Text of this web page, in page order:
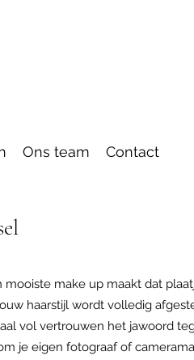
Ons team Contact
make up maakt dat
haarstijl wordt volledig
vol vertrouwen het jawoord
je eigen fotograaf of